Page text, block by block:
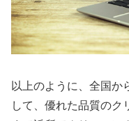
以上のように、全国か
して、優れた品質のク